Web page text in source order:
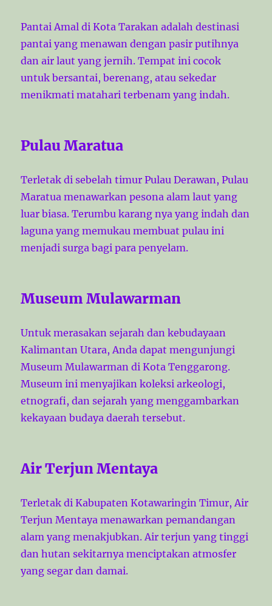
Pantai Amal di Kota Tarakan adalah destinasi
pantai yang menawan dengan pasir putihnya
dan air laut yang jernih. Tempat ini cocok
untuk bersantai, berenang, atau sekedar
menikmati matahari terbenam yang indah.
Pulau Maratua
Terletak di sebelah timur Pulau Derawan, Pulau
Maratua menawarkan pesona alam laut yang
luar biasa. Terumbu karang nya yang indah dan
laguna yang memukau membuat pulau ini
menjadi surga bagi para penyelam.
Museum Mulawarman
Untuk merasakan sejarah dan kebudayaan
Kalimantan Utara, Anda dapat mengunjungi
Museum Mulawarman di Kota Tenggarong.
Museum ini menyajikan koleksi arkeologi,
etnografi, dan sejarah yang menggambarkan
kekayaan budaya daerah tersebut.
Air Terjun Mentaya
Terletak di Kabupaten Kotawaringin Timur, Air
Terjun Mentaya menawarkan pemandangan
alam yang menakjubkan. Air terjun yang tinggi
dan hutan sekitarnya menciptakan atmosfer
yang segar dan damai.